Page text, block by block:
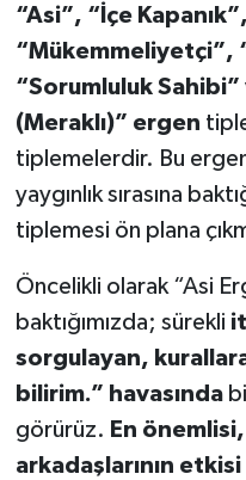
“Asi”, “İçe
“Mükemmeliyetçi”,
“Sorumluluk
(Meraklı)” ergen
tiplemelerdir. Bu
yaygınlık sırasına
tiplemesi ön plana
Öncelikli olarak “Asi
baktığımızda; sürekli
sorgulayan,
bilirim.” havasında
görürüz. En
arkadaşlarının etkisi